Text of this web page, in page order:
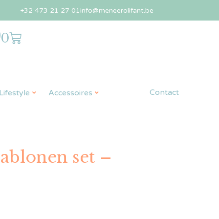
+32 473 21 27 01info@meneerolifant.be
0
Accessoires Contact
set –